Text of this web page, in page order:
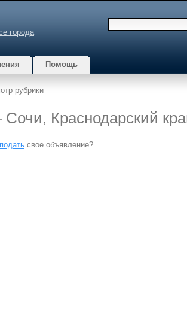
города
Помощь
рубрики
Краснодарский
подать свое объявление?